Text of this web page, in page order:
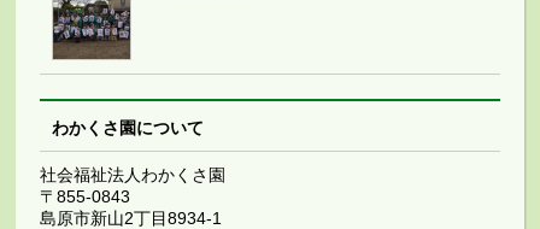
わかくさ園について
社会福祉法人わかくさ園
〒855-0843
島原市新山2丁目8934-1